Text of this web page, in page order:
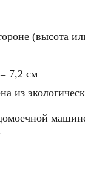
(высота
7,2 см
из